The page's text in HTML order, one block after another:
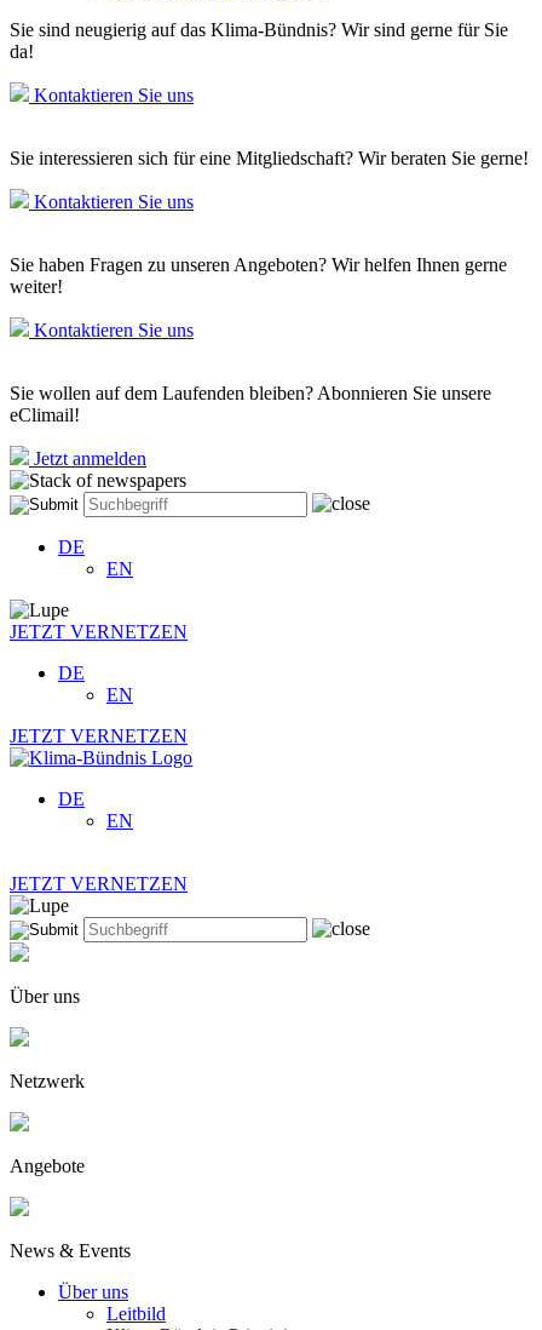
Sie sind neugierig auf das Klima-Bündnis? Wir sind gerne für Sie
da!
Kontaktieren Sie uns
Sie interessieren sich für eine Mitgliedschaft? Wir beraten Sie gerne!
Kontaktieren Sie uns
Sie haben Fragen zu unseren Angeboten? Wir helfen Ihnen gerne
weiter!
Kontaktieren Sie uns
Sie wollen auf dem Laufenden bleiben? Abonnieren Sie unsere
eClimail!
Jetzt anmelden
DE
EN
JETZT VERNETZEN
DE
EN
JETZT VERNETZEN
DE
EN
JETZT VERNETZEN
Über uns
Netzwerk
Angebote
News & Events
Über uns
Leitbild